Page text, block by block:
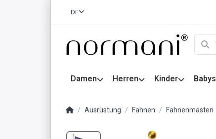
DE
Damen Herren Kinder Babys
Ausrüstung Fahnen Fahnenmasten